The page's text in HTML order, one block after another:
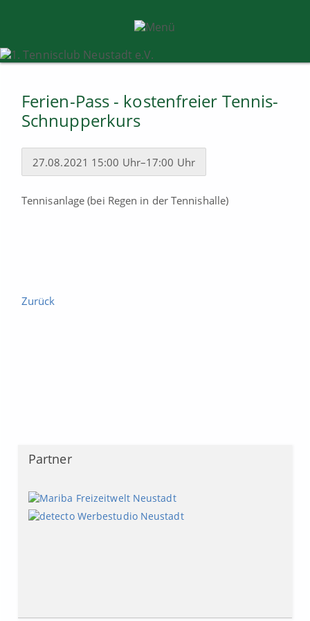
Ferien-Pass - kostenfreier Tennis-
Schnupperkurs
27.08.2021 15:00 Uhr–17:00 Uhr
Tennisanlage (bei Regen in der Tennishalle)
Zurück
Partner